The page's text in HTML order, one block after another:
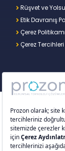
Rüşvet ve
Etik Davranış
Çerez
Çerez Tercihleri
Copyright ©
Prozon
Şirketi,
tescilli